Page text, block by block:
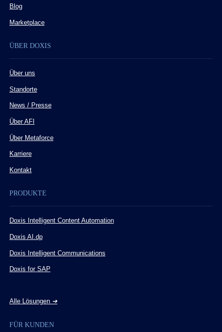
Blog
Marketplace
ÜBER DOXIS
Über uns
Standorte
News / Presse
Über AFI
Über Metaforce
Karriere
Kontakt
PRODUKTE
Doxis Intelligent Content Automation
Doxis AI.dp
Doxis Intelligent Communications
Doxis for SAP
Alle Lösungen ➔
FÜR KUNDEN